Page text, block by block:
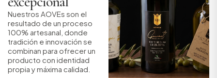
Nuestros AOVEs son el
resultado de un proceso
100% artesanal, donde
tradición e innovación se
combinan para ofrecer un
producto con identidad
propia y máxima calidad.